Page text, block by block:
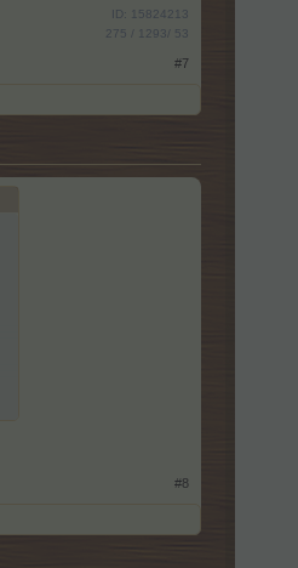
ID: 15824213
275 / 1293/ 53
#7
#8